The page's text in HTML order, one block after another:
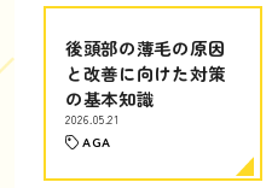
後頭部の薄毛の原因
と改善に向けた対策
の基本知識
2026.05.21
AGA